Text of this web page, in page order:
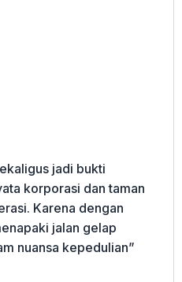
jadi bukti
korporasi dan taman
Karena dengan
jalan gelap
nuansa kepedulian”